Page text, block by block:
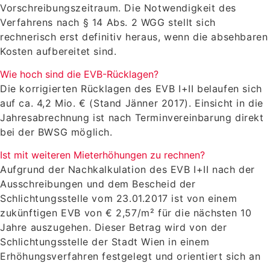
Vorschreibungszeitraum. Die Notwendigkeit des
Verfahrens nach § 14 Abs. 2 WGG stellt sich
rechnerisch erst definitiv heraus, wenn die absehbaren
Kosten aufbereitet sind.
Wie hoch sind die EVB-Rücklagen?
Die korrigierten Rücklagen des EVB I+II belaufen sich
auf ca. 4,2 Mio. € (Stand Jänner 2017). Einsicht in die
Jahresabrechnung ist nach Terminvereinbarung direkt
bei der BWSG möglich.
Ist mit weiteren Mieterhöhungen zu rechnen?
Aufgrund der Nachkalkulation des EVB I+II nach der
Ausschreibungen und dem Bescheid der
Schlichtungsstelle vom 23.01.2017 ist von einem
zukünftigen EVB von € 2,57/m² für die nächsten 10
Jahre auszugehen. Dieser Betrag wird von der
Schlichtungsstelle der Stadt Wien in einem
Erhöhungsverfahren festgelegt und orientiert sich an